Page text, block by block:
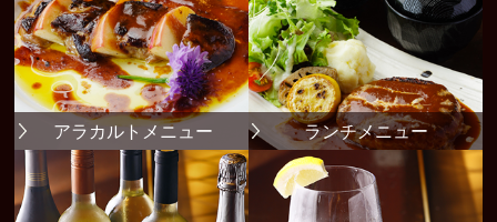
アラカルトメニュー ランチメニュー